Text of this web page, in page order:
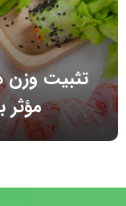
تثبیت وزن
مؤثر